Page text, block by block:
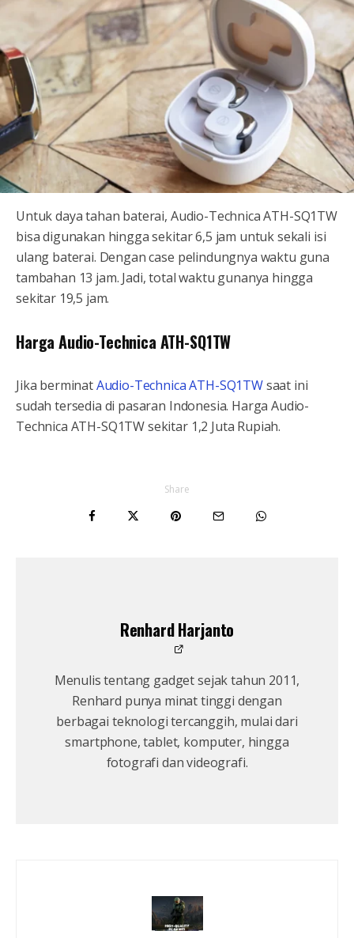
Untuk daya tahan baterai, Audio-Technica ATH-SQ1TW
bisa digunakan hingga sekitar 6,5 jam untuk sekali isi
ulang baterai. Dengan case pelindungnya waktu guna
tambahan 13 jam. Jadi, total waktu gunanya hingga
sekitar 19,5 jam.
Harga Audio-Technica ATH-SQ1TW
Jika berminatAudio-Technica ATH-SQ1TWsaat ini
sudah tersedia di pasaran Indonesia. Harga Audio-
Technica ATH-SQ1TW sekitar 1,2 Juta Rupiah.
Share
Renhard Harjanto
Menulis tentang gadget sejak tahun 2011,
Renhard punya minat tinggi dengan
berbagai teknologi tercanggih, mulai dari
smartphone, tablet, komputer, hingga
fotografi dan videografi.